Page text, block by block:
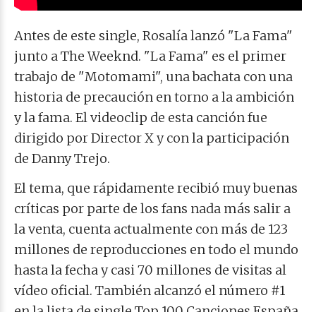
Antes de este single, Rosalía lanzó "La Fama"
junto a The Weeknd. "La Fama" es el primer
trabajo de "Motomami", una bachata con una
historia de precaución en torno a la ambición
y la fama. El videoclip de esta canción fue
dirigido por Director X y con la participación
de Danny Trejo.
El tema, que rápidamente recibió muy buenas
críticas por parte de los fans nada más salir a
la venta, cuenta actualmente con más de 123
millones de reproducciones en todo el mundo
hasta la fecha y casi 70 millones de visitas al
vídeo oficial. También alcanzó el número #1